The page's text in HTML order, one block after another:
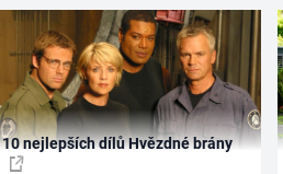
10 nejlepších dílů Hvězdné brány